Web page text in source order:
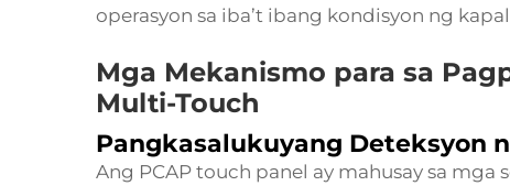
operasyon sa iba’t ibang kondisyon ng
Mga Mekanismo para sa
Multi-Touch
Pangkasalukuyang Deteksyon
Ang PCAP touch panel ay mahusay sa